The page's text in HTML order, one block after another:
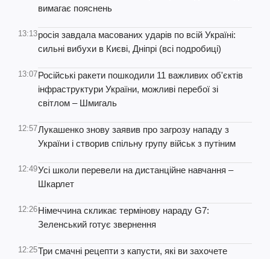
вимагає пояснень
13:13росія завдала масованих ударів по всій Україні:
сильні вибухи в Києві, Дніпрі (всі подробиці)
13:07Російські ракети пошкодили 11 важливих об'єктів
інфраструктури України, можливі перебої зі
світлом – Шмигаль
12:57Лукашенко знову заявив про загрозу нападу з
України і створив спільну групу військ з путіним
12:49Усі школи перевели на дистанційне навчання –
Шкарлет
12:26Німеччина скликає термінову нараду G7:
Зеленський готує звернення
12:25Три смачні рецепти з капусти, які ви захочете